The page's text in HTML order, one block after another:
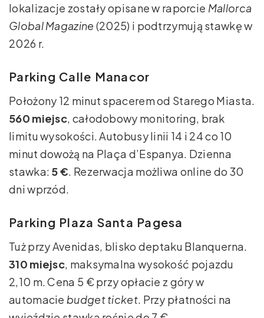
lokalizacje zostały opisane w raporcie Mallorca
Global Magazine(2025) i podtrzymują stawkę w
2026 r.
Parking Calle Manacor
Położony 12 minut spacerem od Starego Miasta.
560 miejsc, całodobowy monitoring, brak
limitu wysokości. Autobusy linii 14 i 24 co 10
minut dowożą na Plaça d’Espanya. Dzienna
stawka: 5 €. Rezerwacja możliwa online do 30
dni wprzód.
Parking Plaza Santa Pagesa
Tuż przy Avenidas, blisko deptaku Blanquerna.
310 miejsc, maksymalna wysokość pojazdu
2,10 m. Cena 5 € przy opłacie z góry w
automacie budget ticket. Przy płatności na